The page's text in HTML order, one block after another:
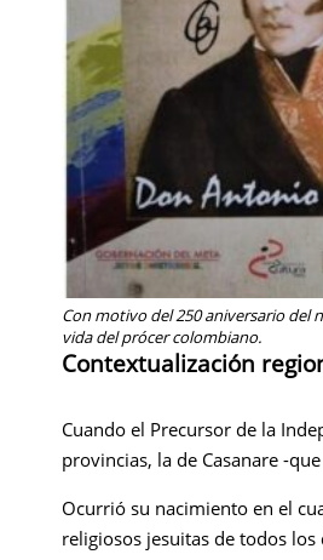
Con motivo del 250 aniversario del
vida del prócer colombiano.
Contextualización
Cuando el Precursor de la
provincias, la de Casanare -
Ocurrió su nacimiento en el
religiosos jesuitas de todos